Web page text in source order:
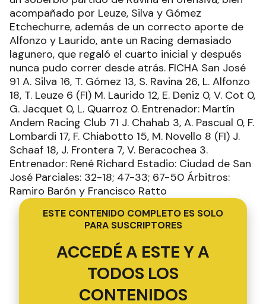
acompañado por Leuze, Silva y Gómez
Etchechurre, además de un correcto aporte de
Alfonzo y Laurido, ante un Racing demasiado
lagunero, que regaló el cuarto inicial y después
nunca pudo correr desde atrás. FICHA San José
91 A. Silva 16, T. Gómez 13, S. Ravina 26, L. Alfonzo
18, T. Leuze 6 (FI) M. Laurido 12, E. Deniz 0, V. Cot 0,
G. Jacquet 0, L. Quarroz 0. Entrenador: Martín
Andem Racing Club 71 J. Chahab 3, A. Pascual 0, F.
Lombardi 17, F. Chiabotto 15, M. Novello 8 (FI) J.
Schaaf 18, J. Frontera 7, V. Beracochea 3.
Entrenador: René Richard Estadio: Ciudad de San
José Parciales: 32-18; 47-33; 67-50 Árbitros:
Ramiro Barón y Francisco Ratto
ESTE CONTENIDO COMPLETO ES SOLO
PARA SUSCRIPTORES
ACCEDÉ A ESTE Y A
TODOS LOS
CONTENIDOS